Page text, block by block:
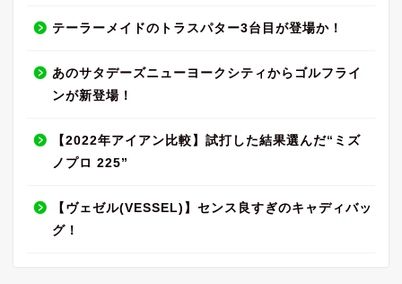
テーラーメイドのトラスパター3台目が登場か！
あのサタデーズニューヨークシティからゴルフライ
ンが新登場！
【2022年アイアン比較】試打した結果選んだ“ミズ
ノプロ 225”
【ヴェゼル(VESSEL)】センス良すぎのキャディバッ
グ！